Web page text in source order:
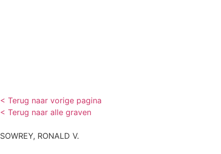
< Terug naar vorige pagina
< Terug naar alle graven
SOWREY, RONALD V.